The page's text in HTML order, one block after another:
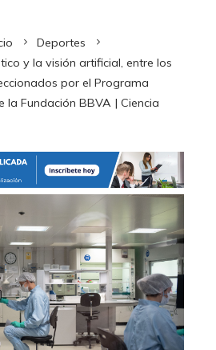
Deportes
y la visión artificial, entre los
por el Programa
la Fundación BBVA | Ciencia